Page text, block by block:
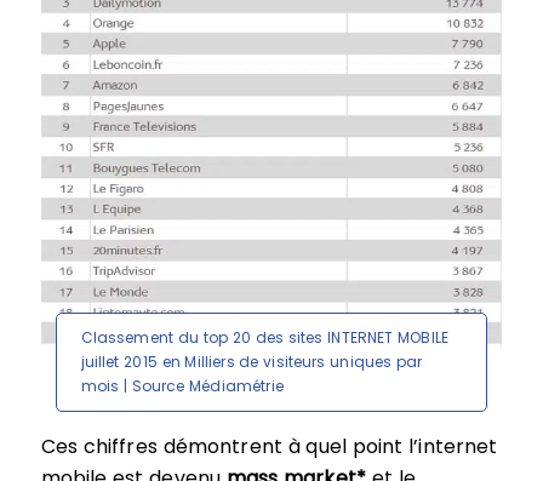
Classement du top 20 des sites INTERNET MOBILE
juillet 2015 en Milliers de visiteurs uniques par
mois | Source Médiamétrie
Ces chiffres démontrent à quel point l’internet